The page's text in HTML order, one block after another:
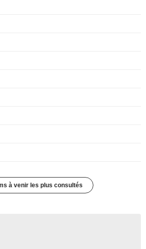
à venir les plus consultés